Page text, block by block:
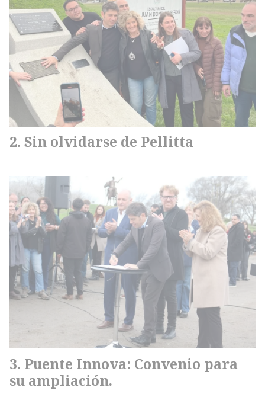
Sin olvidarse de Pellitta
Puente Innova: Convenio para
su ampliación.